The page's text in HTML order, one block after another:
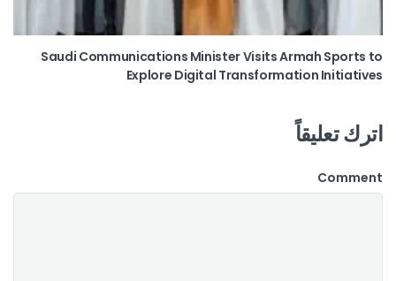
Saudi Communications Minister Visits Armah Sports to
Explore Digital Transformation Initiatives
اترك تعليقاً
Comment